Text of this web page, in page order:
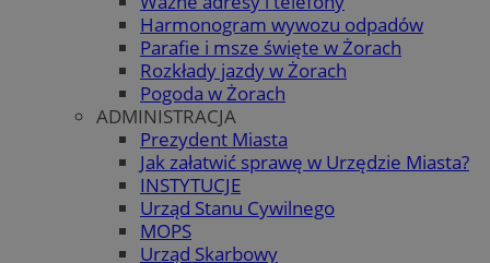
Harmonogram wywozu odpadów
Parafie i msze święte w Żorach
Rozkłady jazdy w Żorach
Pogoda w Żorach
ADMINISTRACJA
Prezydent Miasta
Jak załatwić sprawę w Urzędzie Miasta?
INSTYTUCJE
Urząd Stanu Cywilnego
MOPS
Urząd Skarbowy